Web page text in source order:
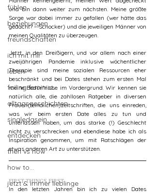
fühlen
beziehungen
freundschaften
ich mit mir
leben
failing feminist
alltagsgeschichten
singledasein
entdecken
then vs now
how to...
jetzt & immer lieblinge
und bin dann weiter zum nächsten. Meine größte
Sorge war dabei immer zu gefallen (wer hätte das
gedacht? – Schocker) und die jeweiligen Männer von
meinen Qualitäten zu überzeugen.
Jetzt, in den Dreißigern, und vor allem nach einer
zweijährigen Pandemie inklusive wöchentlicher
Therapie sind meine sozialen Ressourcen eher
beschränkt und bei Dates stehen zum ersten Mal
meine Bedürfnisse im Vordergrund. Wir kennen sie
natürlich alle, die zahllosen Ratgeber in diversen
Frauen(feindlichen)zeitschriften, die uns einreden,
was wir beim ersten Date alles zu tun und
unterlassen haben, um das starke (!) Geschlecht
nicht zu verschrecken und ebendiese habe ich als
Inspiration genommen, um mit Ratschlägen der
etwas anderen Art zu unterstützen.
FIRST THINGS FIRST
In den letzten Jahren bin ich zu vielen Dates